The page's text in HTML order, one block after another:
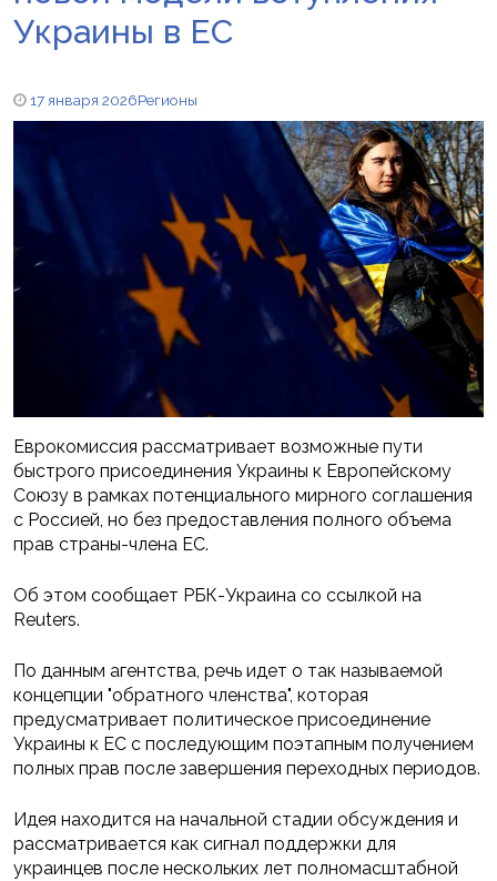
Украины в ЕС
17 января 2026Регионы
Еврокомиссия рассматривает возможные пути
быстрого присоединения Украины к Европейскому
Союзу в рамках потенциального мирного соглашения
с Россией, но без предоставления полного объема
прав страны-члена ЕС.
Об этом сообщает РБК-Украина со ссылкой на
Reuters.
По данным агентства, речь идет о так называемой
концепции "обратного членства", которая
предусматривает политическое присоединение
Украины к ЕС с последующим поэтапным получением
полных прав после завершения переходных периодов.
Идея находится на начальной стадии обсуждения и
рассматривается как сигнал поддержки для
украинцев после нескольких лет полномасштабной